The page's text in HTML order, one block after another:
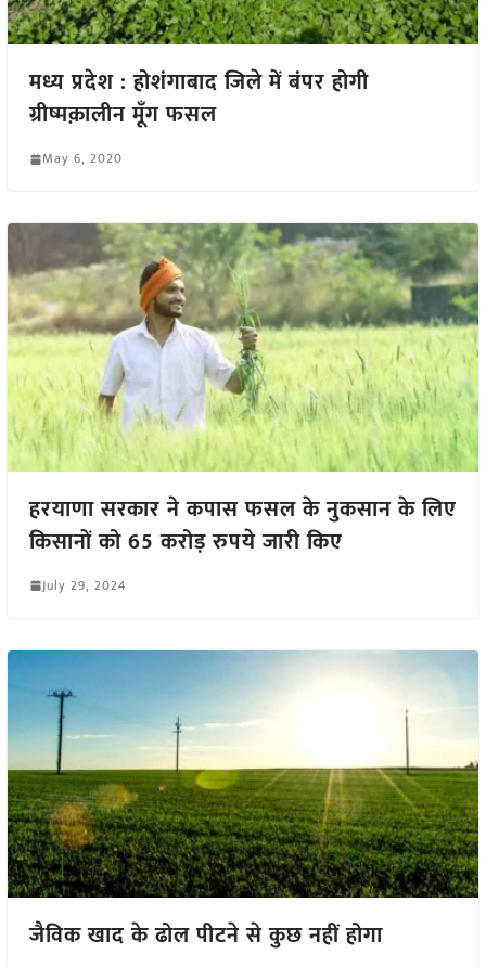
मध्य प्रदेश : होशंगाबाद जिले में बंपर होगी
ग्रीष्मक़ालीन मूँग फसल
May 6, 2020
हरयाणा सरकार ने कपास फसल के नुकसान के लिए
किसानों को 65 करोड़ रुपये जारी किए
July 29, 2024
जैविक खाद के ढोल पीटने से कुछ नहीं होगा